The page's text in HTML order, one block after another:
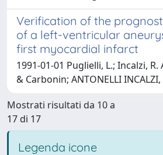
Verification of the
of a left-ventricular
first myocardial infarct
1991-01-01 Puglielli, L.; Incalzi, R.
& Carbonin; ANTONELLI INCALZI,
Mostrati risultati da 10 a
17 di 17
Legenda icone